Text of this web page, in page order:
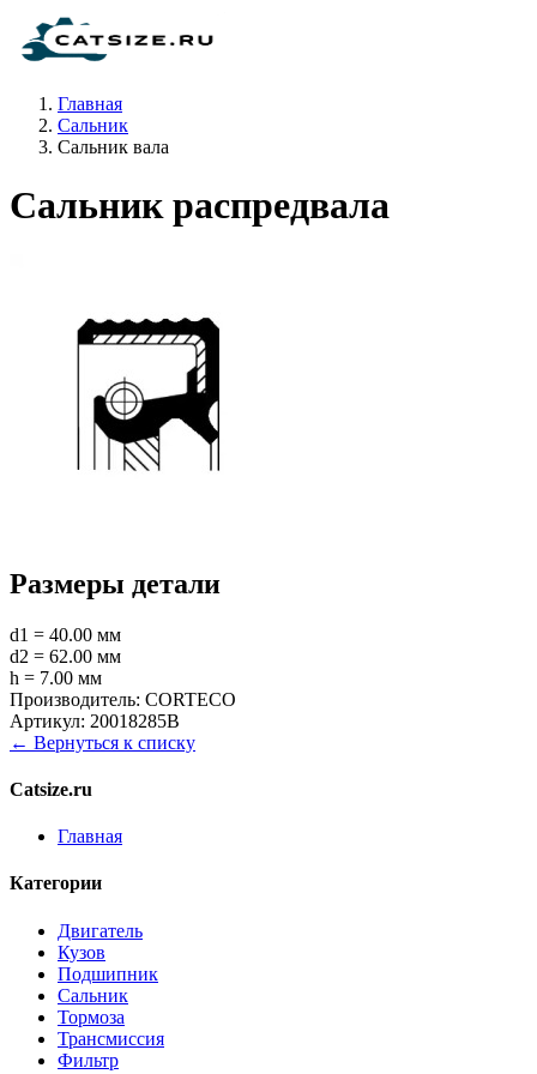
Главная
Сальник
Сальник вала
Сальник распредвала
Размеры детали
d1 = 40.00 мм
d2 = 62.00 мм
h = 7.00 мм
Производитель: CORTECO
Артикул: 20018285B
← Вернуться к списку
Catsize.ru
Главная
Категории
Двигатель
Кузов
Подшипник
Сальник
Тормоза
Трансмиссия
Фильтр